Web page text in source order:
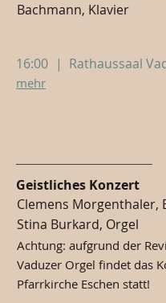
Bachmann, Klavier
16:00 | Rathaussaal
mehr
Geistliches Konzert
Clemens Morgenthaler,
Stina Burkard, Orgel
Achtung: aufgrund der
Vaduzer Orgel findet das
Pfarrkirche Eschen statt!